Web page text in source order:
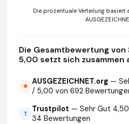
Die prozentuale Verteilung basiert
Die Gesamtbewertung von
5,00 setzt sich zusammen
★ AUSGEZEICHNET.org —
/ 5,00 von 692
T Trustpilot — Sehr Gut
34 Bewertungen